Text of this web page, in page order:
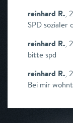
reinhard R.,
SPD sozialer
reinhard R.,
bitte spd
reinhard R.,
Bei mir